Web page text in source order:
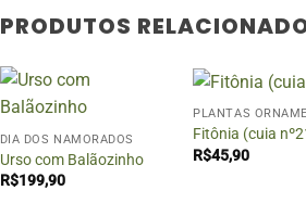
PRODUTOS
+
DIA DOS NAMORADOS
Urso com Balãozinho
R$199,90
+
PLANTAS
Fitônia (cuia
R$45,90